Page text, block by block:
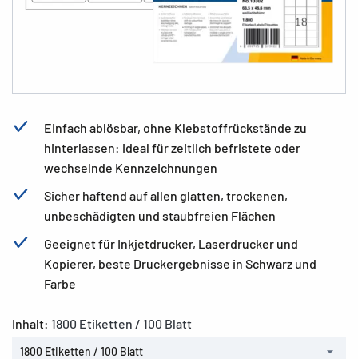
Einfach ablösbar, ohne Klebstoffrückstände zu
hinterlassen: ideal für zeitlich befristete oder
wechselnde Kennzeichnungen
Sicher haftend auf allen glatten, trockenen,
unbeschädigten und staubfreien Flächen
Geeignet für Inkjetdrucker, Laserdrucker und
Kopierer, beste Druckergebnisse in Schwarz und
Farbe
Inhalt: 1800 Etiketten / 100 Blatt
1800 Etiketten / 100 Blatt